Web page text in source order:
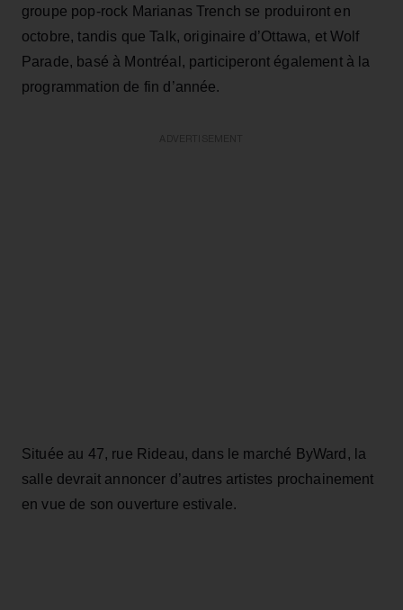
groupe pop-rock Marianas Trench se produiront en
octobre, tandis que Talk, originaire d’Ottawa, et Wolf
Parade, basé à Montréal, participeront également à la
programmation de fin d’année.
Située au 47, rue Rideau, dans le marché ByWard, la
salle devrait annoncer d’autres artistes prochainement
en vue de son ouverture estivale.